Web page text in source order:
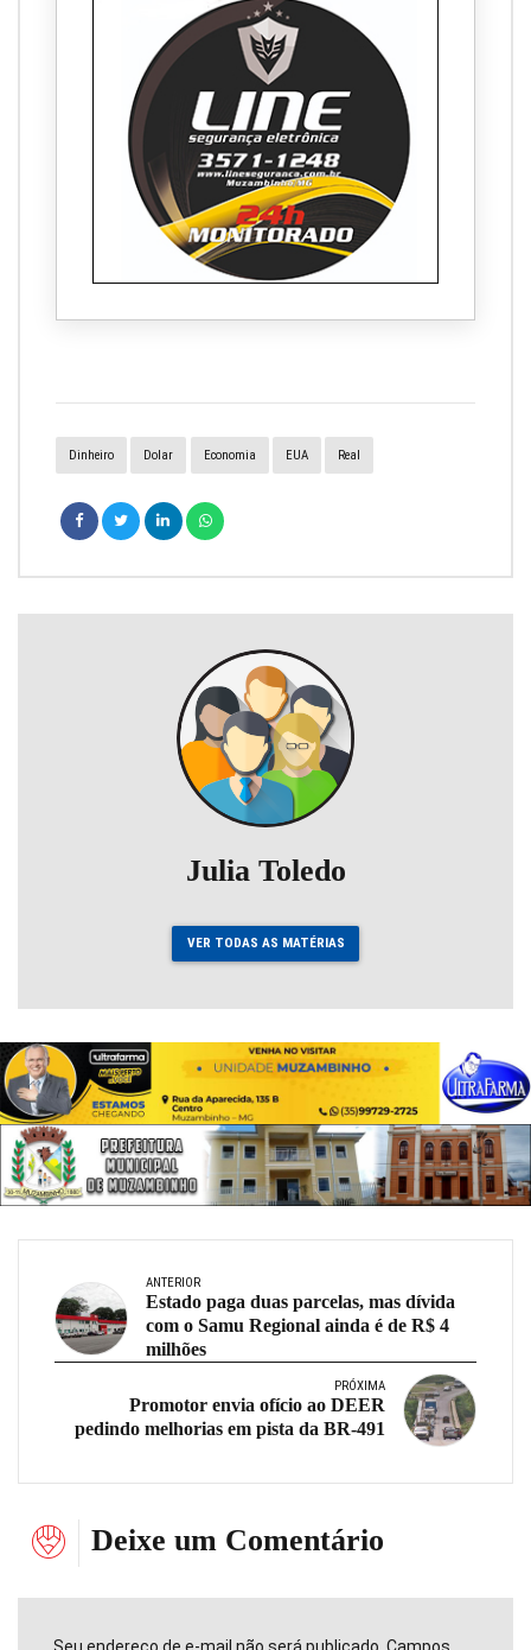
Dinheiro Dolar Economia EUA Real
Julia Toledo
VER TODAS AS MATÉRIAS
ANTERIOR
Estado paga duas parcelas, mas dívida
com o Samu Regional ainda é de R$ 4
milhões
PRÓXIMA
Promotor envia ofício ao DEER
pedindo melhorias em pista da BR-491
Deixe um Comentário
Seu endereço de e-mail não será publicado. Campos